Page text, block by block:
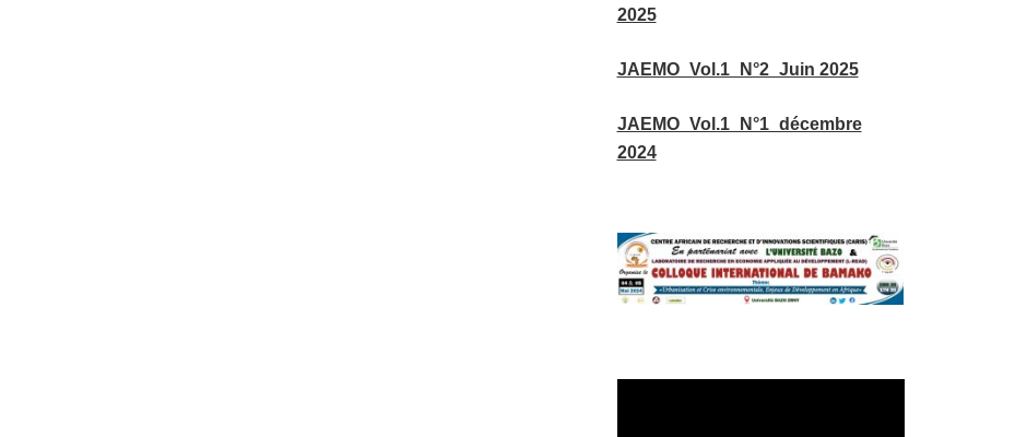
2025
JAEMO_Vol.1_N°2_Juin 2025
JAEMO_Vol.1_N°1_décembre
2024